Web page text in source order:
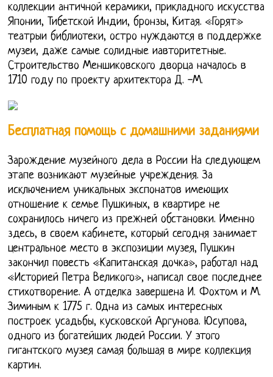
коллекции античной керамики, прикладного искусства
Японии, Тибетской Индии, бронзы, Китая. «Горят»
театрыи библиотеки, остро нуждаются в поддержке
музеи, даже самые солидные иавторитетные.
Строительство Меншиковского дворца началось в
1710 году по проекту архитектора Д. -М.
Бесплатная помощь с домашними заданиями
Зарождение музейного дела в России На следующем
этапе возникают музейные учреждения. За
исключением уникальных экспонатов имеющих
отношение к семье Пушкиных, в квартире не
сохранилось ничего из прежней обстановки. Именно
здесь, в своем кабинете, который сегодня занимает
центральное место в экспозиции музея, Пушкин
закончил повесть «Капитанская дочка», работал над
«Историей Петра Великого», написал свое последнее
стихотворение. А отделка завершена И. Фохтом и М.
Зиминым к 1775 г. Одна из самых интересных
построек усадьбы, кусковской Аргунова. Юсупова,
одного из богатейших людей России. У этого
гигантского музея самая большая в мире коллекция
картин.